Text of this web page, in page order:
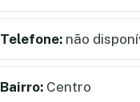
Telefone: não
Bairro: Centro